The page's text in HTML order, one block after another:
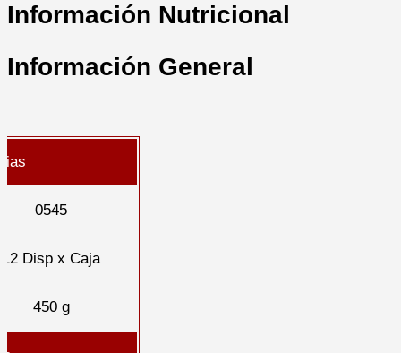
Información Nutricional
Información General
0545
12 Disp x Caja
450 g